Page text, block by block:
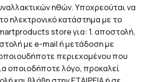
ηθών. Υποχρεούται να
ηλεκτρονικό κατάστημα με το
store για: 1. αποστολή,
με e-mail ή μετάδοση με
περιεχομένου που
οποιοδήποτε λόγο, προκαλεί